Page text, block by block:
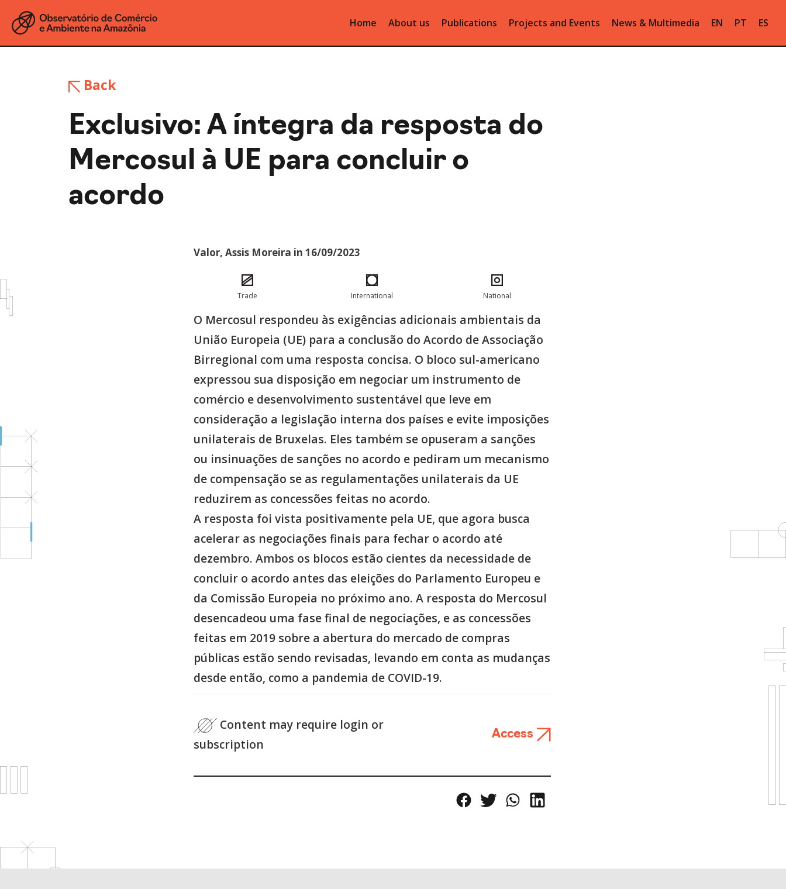
Home About us Publications Projects and Events News & Multimedia EN PT ES
Back
Exclusivo: A íntegra da resposta do
Mercosul à UE para concluir o
acordo
Valor, Assis Moreira in 16/09/2023
Trade International National
O Mercosul respondeu às exigências adicionais ambientais da
União Europeia (UE) para a conclusão do Acordo de Associação
Birregional com uma resposta concisa. O bloco sul-americano
expressou sua disposição em negociar um instrumento de
comércio e desenvolvimento sustentável que leve em
consideração a legislação interna dos países e evite imposições
unilaterais de Bruxelas. Eles também se opuseram a sanções
ou insinuações de sanções no acordo e pediram um mecanismo
de compensação se as regulamentações unilaterais da UE
reduzirem as concessões feitas no acordo.
A resposta foi vista positivamente pela UE, que agora busca
acelerar as negociações finais para fechar o acordo até
dezembro. Ambos os blocos estão cientes da necessidade de
concluir o acordo antes das eleições do Parlamento Europeu e
da Comissão Europeia no próximo ano. A resposta do Mercosul
desencadeou uma fase final de negociações, e as concessões
feitas em 2019 sobre a abertura do mercado de compras
públicas estão sendo revisadas, levando em conta as mudanças
desde então, como a pandemia de COVID-19.
Content may require login or
subscription
Access